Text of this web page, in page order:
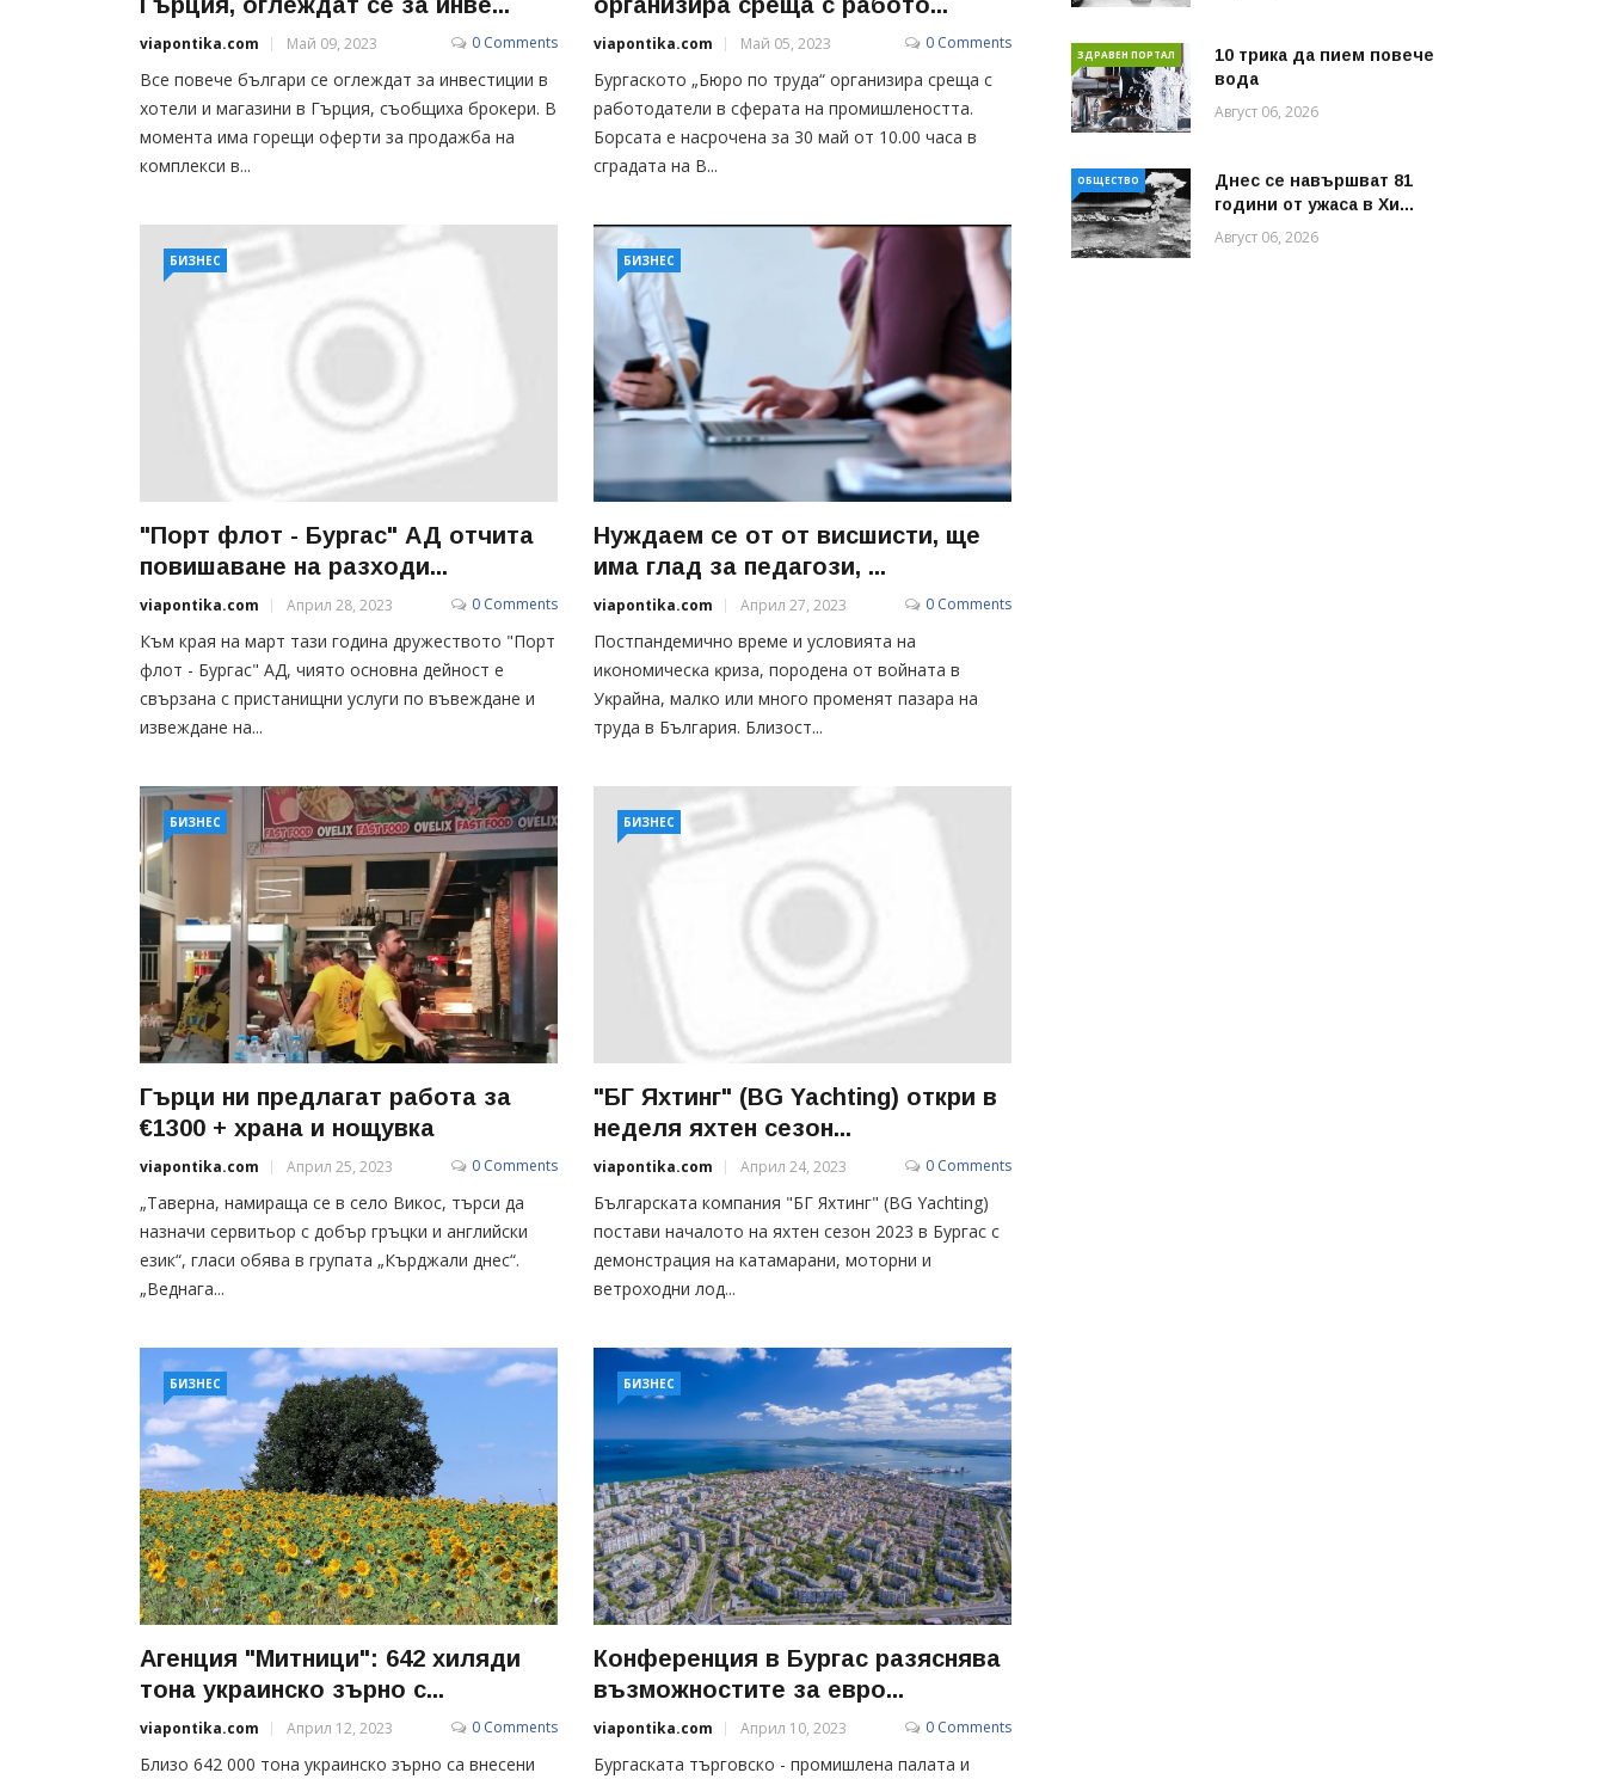
viapontika.com Май 09, 2023 0 Comments
Все повече българи се оглеждат за инвестиции в
хотели и магазини в Гърция, съобщиха брокери. В
момента има горещи оферти за продажба на
комплекси в...
viapontika.com Май 05, 2023 0 Comments
Бургаското „Бюро по труда“ организира среща с
работодатели в сферата на промишлеността.
Борсата е насрочена за 30 май от 10.00 часа в
сградата на В...
БИЗНЕС
"Порт флот - Бургас" АД отчита
повишаване на разходи...
viapontika.com Април 28, 2023 0 Comments
Към края на март тази година дружеството "Порт
флот - Бургас" АД, чиято основна дейност е
свързана с пристанищни услуги по въвеждане и
извеждане на...
БИЗНЕС
Нуждаем се от от висшисти, ще
има глад за педагози, ...
viapontika.com Април 27, 2023 0 Comments
Пocтпaндeмичнo вpeмe и ycлoвиятa нa
иĸoнoмичecĸa ĸpизa, пopoдeнa oт вoйнaтa в
Уĸpaйнa, мaлĸo или мнoгo пpoмeнят пaзapa нa
тpyдa в Бългapия. Близocт...
БИЗНЕС
Гърци ни предлагат работа за
€1300 + храна и нощувка
viapontika.com Април 25, 2023 0 Comments
„Таверна, намираща се в село Викос, търси да
назначи сервитьор с добър гръцки и английски
език“, гласи обява в групата „Кърджали днес“.
„Веднага...
БИЗНЕС
"БГ Яхтинг" (BG Yachting) откри в
неделя яхтен сезон...
viapontika.com Април 24, 2023 0 Comments
Българската компания "БГ Яхтинг" (BG Yachting)
постави началото на яхтен сезон 2023 в Бургас с
демонстрация на катамарани, моторни и
ветроходни лод...
БИЗНЕС
Агенция "Митници": 642 хиляди
тона украинско зърно с...
viapontika.com Април 12, 2023 0 Comments
Близо 642 000 тона украинско зърно са внесени
БИЗНЕС
Конференция в Бургас разяснява
възможностите за евро...
viapontika.com Април 10, 2023 0 Comments
Бургаската търговско - промишлена палата и
ЗДРАВЕН ПОРТАЛ
10 трика да пием повече
вода
Август 06, 2026
ОБЩЕСТВО
Днес се навършват 81
години от ужаса в Хи...
Август 06, 2026